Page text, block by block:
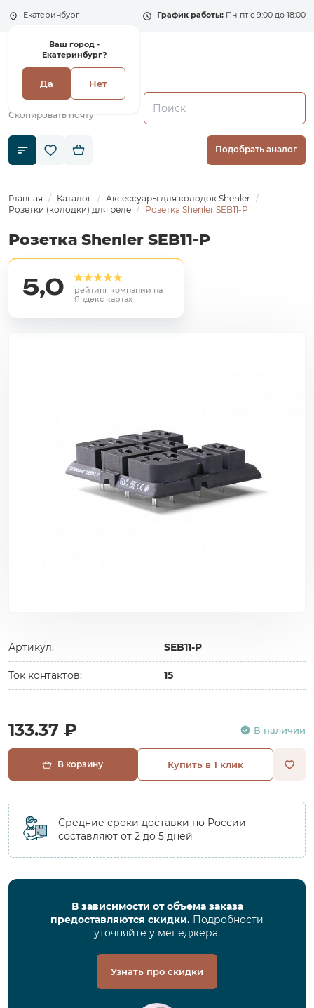
Екатеринбург
Ваш город -
Екатеринбург?
Да Нет
График работы: Пн-пт с 9:00 до 18:00
Скопировать почту
Подобрать аналог
Главная Каталог
Аксессуары для колодок Shenler
Розетки (колодки) для реле
Розетка Shenler SEB11-P
Розетка Shenler SEB11-P
5,0
рейтинг компании на
Яндекс картах
Артикул: SEB11-P
Ток контактов: 15
133.37 ₽ В наличии
В корзину Купить в 1 клик
Средние сроки доставки по России
составляют от 2 до 5 дней
В зависимости от объема заказа
предоставляются скидки. Подробности
уточняйте у менеджера.
Узнать про скидки